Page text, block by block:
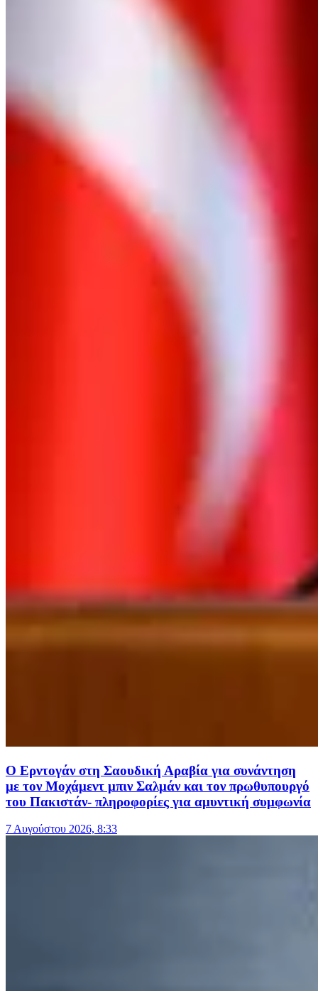
Ο Ερντογάν στη Σαουδική Αραβία για συνάντηση
με τον Μοχάμεντ μπιν Σαλμάν και τον πρωθυπουργό
του Πακιστάν- πληροφορίες για αμυντική συμφωνία
7 Αυγούστου 2026, 8:33